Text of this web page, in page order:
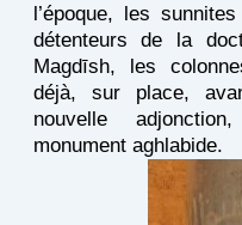
l’époque, les
détenteurs de la
Magdīsh, les
déjà, sur place,
nouvelle
monument aghlabide.